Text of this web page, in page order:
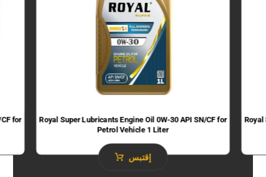
for
Royal Super Lubricants Engine Oil 0W-30 API SN/CF for
Petrol Vehicle 1 Liter
إقتبس
Royal